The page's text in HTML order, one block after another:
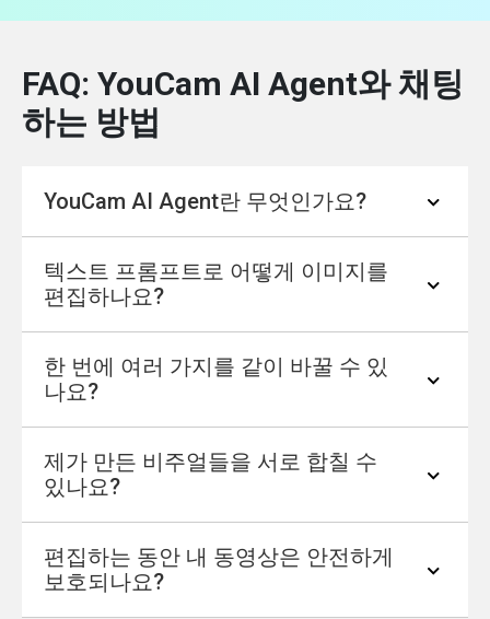
FAQ: YouCam AI Agent와 채팅
하는 방법
YouCam AI Agent란 무엇인가요?
YouCam AI Agent는 간단한 텍스트 프롬프트만
으로 비주얼을 만들고, 향상하고, 나만의 스타
스턴트예요. 카드 디자인, 배경 교체, 테마 프레
임 추가 등 어떤 작업이든 빠르고 재미있게 해
줍니다.
텍스트 프롬프트로 어떻게 이미지를
편집하나요?
“배경을 해변으로 바꾸고 여름 프레임을 추가
해줘”처럼 원하는 내용을 그대로 입력하면 돼
밝게 해줘”, “반짝임을 넣어줘” 같은 후속 프롬
프트로 결과를 계속 다듬을 수도 있어요.
한 번에 여러 가지를 같이 바꿀 수 있
나요?
네, 가능합니다! 예를 들어 “배경을 숲으로 바꾸
고, 따뜻한 필터를 입힌 다음, 가을 테마 프레임
프트에 함께 적을 수 있어요.
제가 만든 비주얼들을 서로 합칠 수
있나요?
물론이에요. 캐릭터, 배경, 소품처럼 각각 만든
비주얼들을 나중에 한 번에 불러와서, 하나의
편집하는 동안 내 동영상은 안전하게
보호되나요?